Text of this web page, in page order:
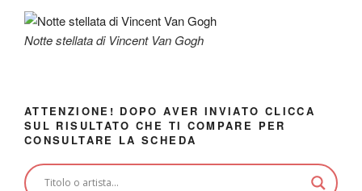
Notte stellata di Vincent Van Gogh
ATTENZIONE! DOPO AVER INVIATO CLICCA
SUL RISULTATO CHE TI COMPARE PER
CONSULTARE LA SCHEDA